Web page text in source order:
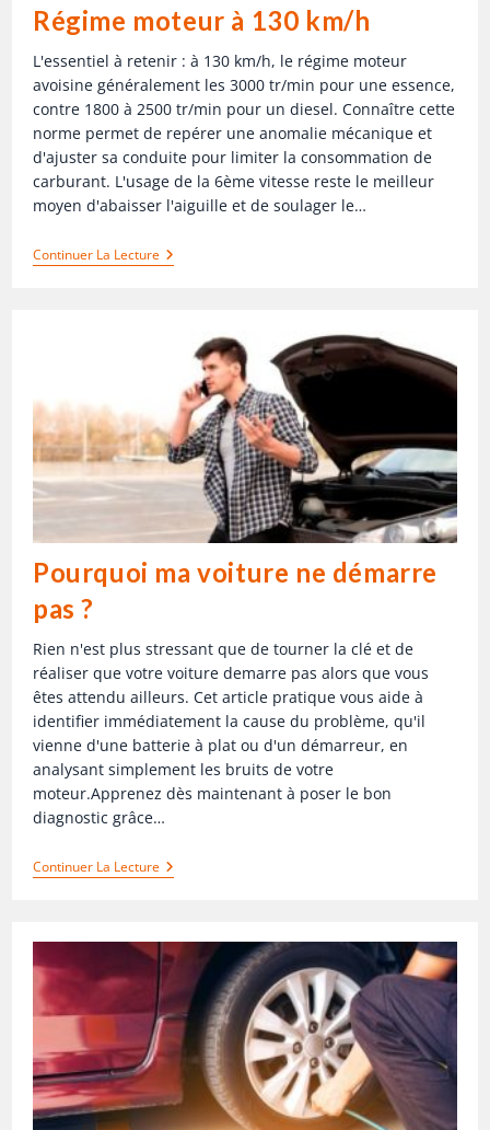
Régime moteur à 130 km/h
L'essentiel à retenir : à 130 km/h, le régime moteur
avoisine généralement les 3000 tr/min pour une essence,
contre 1800 à 2500 tr/min pour un diesel. Connaître cette
norme permet de repérer une anomalie mécanique et
d'ajuster sa conduite pour limiter la consommation de
carburant. L'usage de la 6ème vitesse reste le meilleur
moyen d'abaisser l'aiguille et de soulager le…
Continuer La Lecture
Pourquoi ma voiture ne démarre
pas ?
Rien n'est plus stressant que de tourner la clé et de
réaliser que votre voiture demarre pas alors que vous
êtes attendu ailleurs. Cet article pratique vous aide à
identifier immédiatement la cause du problème, qu'il
vienne d'une batterie à plat ou d'un démarreur, en
analysant simplement les bruits de votre
moteur.Apprenez dès maintenant à poser le bon
diagnostic grâce…
Continuer La Lecture